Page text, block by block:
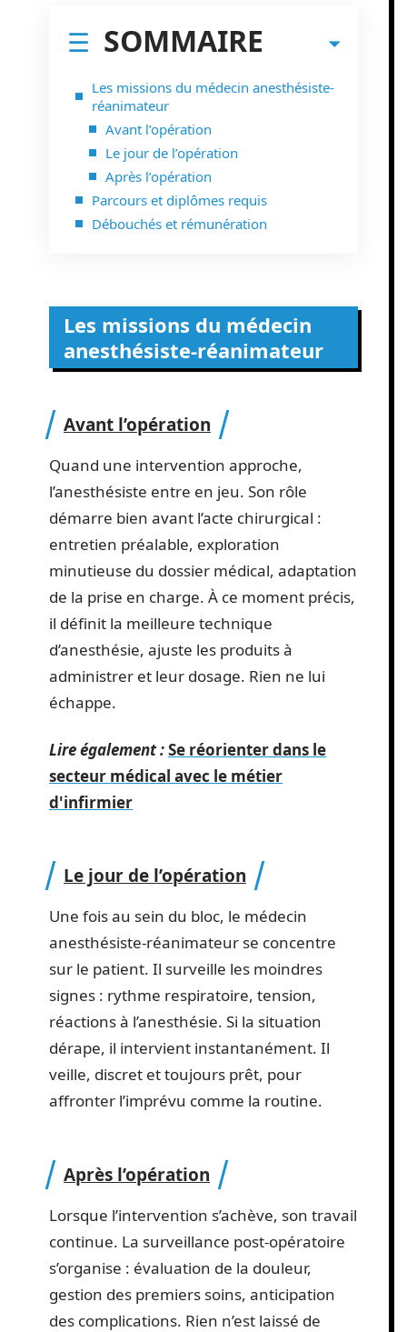
SOMMAIRE
Les missions du médecin anesthésiste-
réanimateur
Avant l’opération
Le jour de l’opération
Après l’opération
Parcours et diplômes requis
Débouchés et rémunération
Les missions du médecin
anesthésiste-réanimateur
Avant l’opération
Quand une intervention approche,
l’anesthésiste entre en jeu. Son rôle
démarre bien avant l’acte chirurgical :
entretien préalable, exploration
minutieuse du dossier médical, adaptation
de la prise en charge. À ce moment précis,
il définit la meilleure technique
d’anesthésie, ajuste les produits à
administrer et leur dosage. Rien ne lui
échappe.
Lire également :Se réorienter dans le
secteur médical avec le métier
d'infirmier
Le jour de l’opération
Une fois au sein du bloc, le médecin
anesthésiste-réanimateur se concentre
sur le patient. Il surveille les moindres
signes : rythme respiratoire, tension,
réactions à l’anesthésie. Si la situation
dérape, il intervient instantanément. Il
veille, discret et toujours prêt, pour
affronter l’imprévu comme la routine.
Après l’opération
Lorsque l’intervention s’achève, son travail
continue. La surveillance post-opératoire
s’organise : évaluation de la douleur,
gestion des premiers soins, anticipation
des complications. Rien n’est laissé de